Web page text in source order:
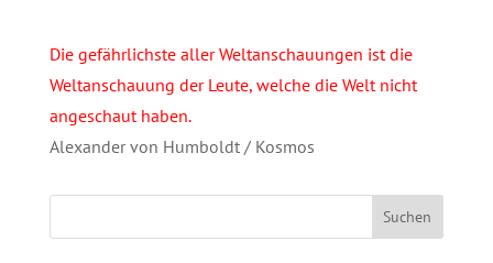
Die gefährlichste aller Weltanschauungen ist die
Weltanschauung der Leute, welche die Welt nicht
angeschaut haben.
Alexander von Humboldt / Kosmos